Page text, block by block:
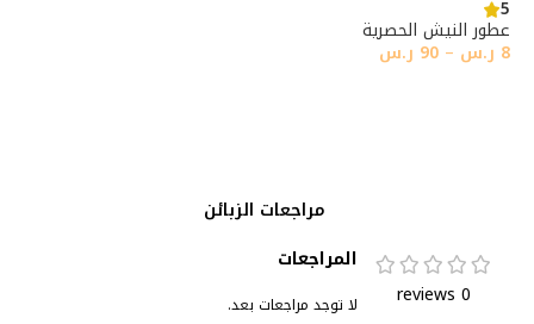
5
عطور النيش الحصرية
8 ر.س –
90 ر.س
مراجعات الزبائن
0 reviews
المراجعات
لا توجد مراجعات بعد.